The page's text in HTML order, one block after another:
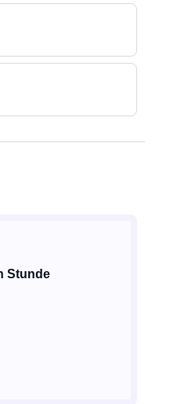
Stunde